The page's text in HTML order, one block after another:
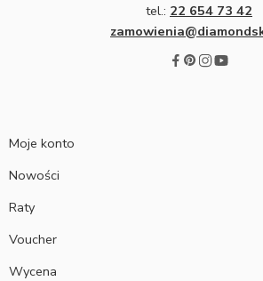
tel.: 22 654 73 42
Moje konto
Nowości
Raty
Voucher
Wycena